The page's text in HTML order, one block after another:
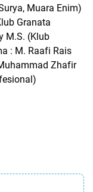
Muara Enim)
Granata
M.S. (Klub
: M. Raafi Rais
Zhafir